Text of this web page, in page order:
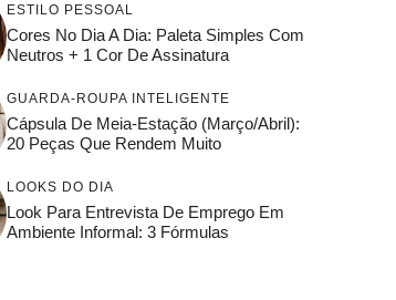
ESTILO PESSOAL
Cores No Dia A Dia: Paleta Simples Com
Neutros + 1 Cor De Assinatura
GUARDA-ROUPA INTELIGENTE
Cápsula De Meia-Estação (março/abril):
20 Peças Que Rendem Muito
LOOKS DO DIA
Look Para Entrevista De Emprego Em
Ambiente Informal: 3 Fórmulas